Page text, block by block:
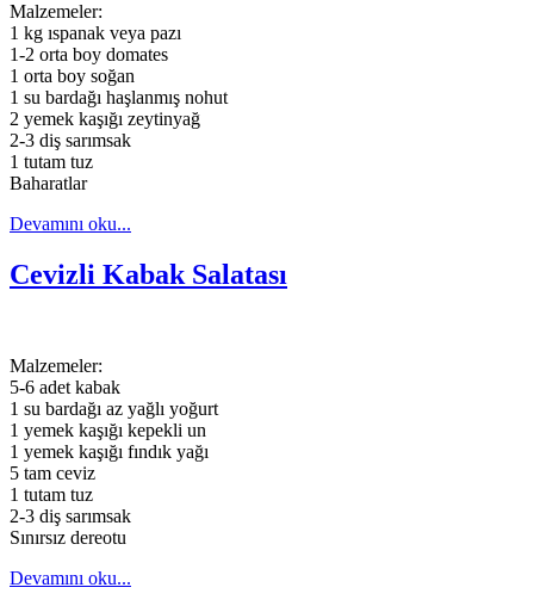
Malzemeler:
1 kg ıspanak veya pazı
1-2 orta boy domates
1 orta boy soğan
1 su bardağı haşlanmış nohut
2 yemek kaşığı zeytinyağ
2-3 diş sarımsak
1 tutam tuz
Baharatlar
Devamını oku...
Cevizli Kabak Salatası
Malzemeler:
5-6 adet kabak
1 su bardağı az yağlı yoğurt
1 yemek kaşığı kepekli un
1 yemek kaşığı fındık yağı
5 tam ceviz
1 tutam tuz
2-3 diş sarımsak
Sınırsız dereotu
Devamını oku...